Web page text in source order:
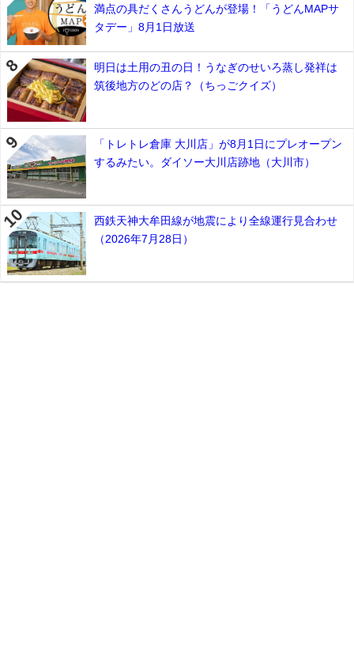
満点の具だくさんうどんが登場！「うどんMAPサ
タデー」8月1日放送
明日は土用の丑の日！うなぎのせいろ蒸し発祥は
筑後地方のどの店？（ちっごクイズ）
「トレトレ倉庫 大川店」が8月1日にプレオープン
するみたい。ダイソー大川店跡地（大川市）
西鉄天神大牟田線が地震により全線運行見合わせ
（2026年7月28日）